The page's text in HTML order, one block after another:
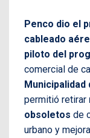
Penco dio el
cableado
piloto del
comercial de
permitió retirar
obsoletos de
urbano y